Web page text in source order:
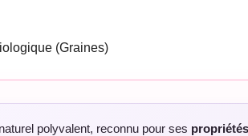
(Graines)
polyvalent, reconnu pour ses propriétés